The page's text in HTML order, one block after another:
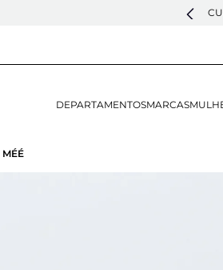
DEPARTAMENTOSMARCAS
MÉÉ